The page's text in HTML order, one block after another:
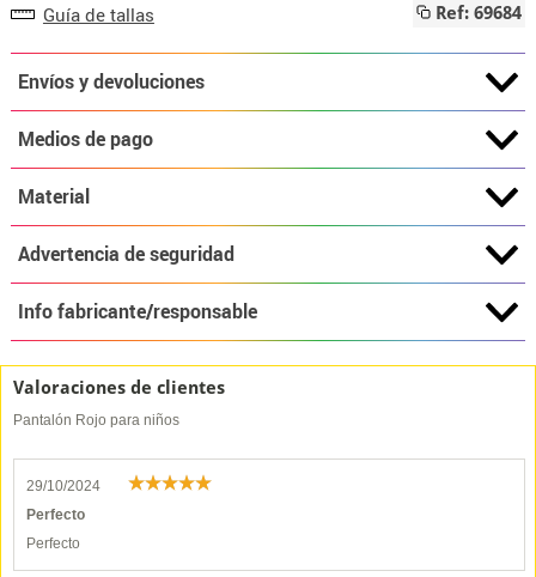
Guía de tallas Ref: 69684
Envíos y devoluciones
Medios de pago
Material
Advertencia de seguridad
Info fabricante/responsable
Valoraciones de clientes
Pantalón Rojo para niños
29/10/2024
Perfecto
Perfecto